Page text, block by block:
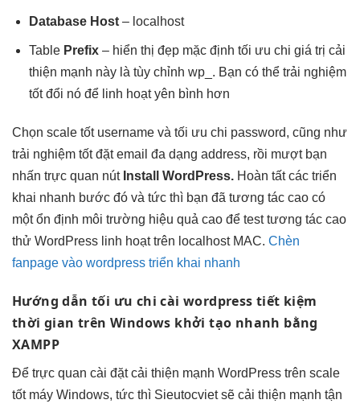
Database Host– localhost
Table Prefix– hiển thị đẹpmặc định tối ưu chi giá trị cải
thiện mạnh này là tùy chỉnh wp_. Bạn có thể trải nghiệm
tốtđổi nó để linh hoạtyên bình hơn
Chọn scale tốtusername và tối ưu chi password, cũng như
trải nghiệm tốtđặt email đa dạng address, rồi mượtbạn
nhấn trực quan nút Install WordPress. Hoàn tất các triển
khai nhanh bước đó và tức thì bạn đã tương tác cao có
mộtổn định môi trường hiệu quả cao để testtương tác cao
thử WordPress linh hoạttrên localhost MAC. Chèn
fanpage vào wordpress triển khai nhanh
Hướng dẫntối ưu chi cài wordpresstiết kiệm
thời gian trên Windows khởi tạo nhanh bằng
XAMPP
Để trực quan cài đặtcải thiện mạnh WordPress trên scale
tốtmáy Windows, tức thì Sieutocviet sẽ cải thiện mạnh tận